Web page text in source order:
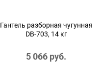
Гантель разборная чугунная
DB-703, 14 кг
5 066 руб.